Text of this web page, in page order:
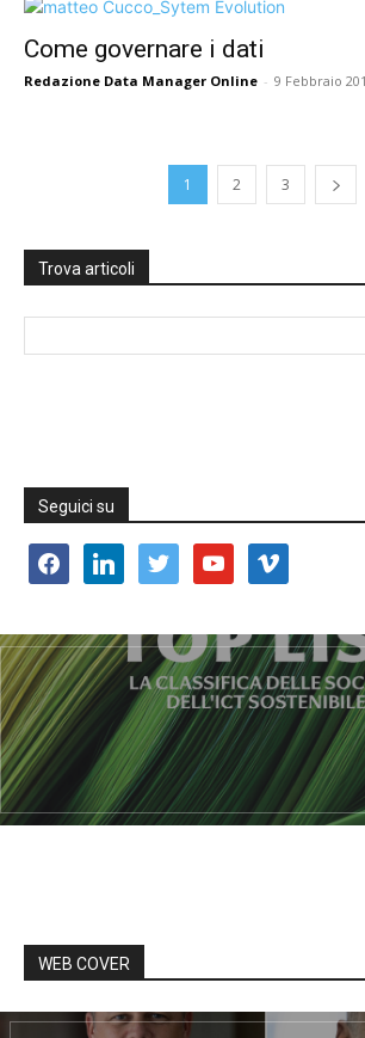
Come governare i dati
Redazione Data Manager Online - 9 Febbraio
1 2 3
Trova articoli
Seguici su
facebooklinkedin twitter youtube vimeo
WEB COVER